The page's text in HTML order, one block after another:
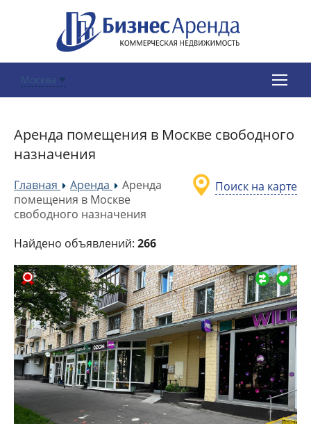
Москва
Аренда помещения в Москве свободного
назначения
Поиск на карте
Главная »
Аренда »
Аренда
помещения в Москве
свободного назначения
Найдено объявлений: 266